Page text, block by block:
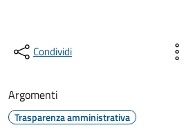
Condividi
Argomenti
Trasparenza amministrativa